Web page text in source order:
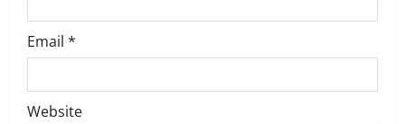
Email *
Website